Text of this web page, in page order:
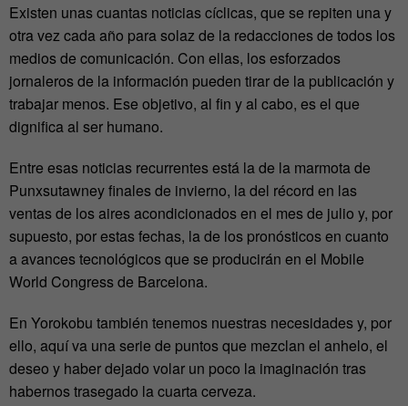
Existen unas cuantas noticias cíclicas, que se repiten una y
otra vez cada año para solaz de la redacciones de todos los
medios de comunicación. Con ellas, los esforzados
jornaleros de la información pueden tirar de la publicación y
trabajar menos. Ese objetivo, al fin y al cabo, es el que
dignifica al ser humano.
Entre esas noticias recurrentes está la de la marmota de
Punxsutawney finales de invierno, la del récord en las
ventas de los aires acondicionados en el mes de julio y, por
supuesto, por estas fechas, la de los pronósticos en cuanto
a avances tecnológicos que se producirán en el Mobile
World Congress de Barcelona.
En Yorokobu también tenemos nuestras necesidades y, por
ello, aquí va una serie de puntos que mezclan el anhelo, el
deseo y haber dejado volar un poco la imaginación tras
habernos trasegado la cuarta cerveza.